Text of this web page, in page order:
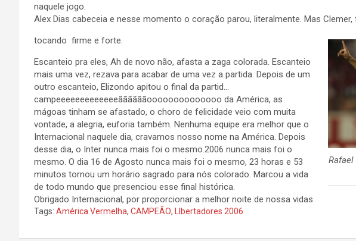
naquele jogo.
Alex Dias cabeceia e nesse momento o coração parou, literalmente. Mas
Rafael
tocando firme e forte.
Escanteio pra eles, Ah de novo não, afasta a zaga colorada. Escanteio
mais uma vez, rezava para acabar de uma vez a partida. Depois de um
outro escanteio, Elizondo apitou o final da partid…
campeeeeeeeeeeeeeããããããoooooooooooooo da América, as
mágoas tinham se afastado, o choro de felicidade veio com muita
vontade, a alegria, euforia também. Nenhuma equipe era melhor que o
Internacional naquele dia, cravamos nosso nome na América. Depois
desse dia, o Inter nunca mais foi o mesmo.2006 nunca mais foi o
mesmo. O dia 16 de Agosto nunca mais foi o mesmo, 23 horas e 53
minutos tornou um horário sagrado para nós colorado. Marcou a vida
de todo mundo que presenciou esse final histórica.
Obrigado Internacional, por proporcionar a melhor noite de nossa vidas.
Tags: América Vermelha, CAMPEÃO, LIbertadores 2006